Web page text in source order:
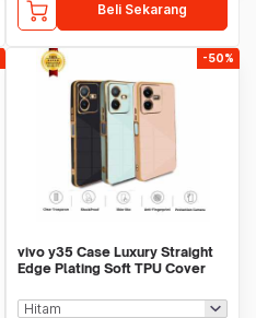
Beli Sekarang
-50%
vivo y35 Case Luxury Straight
Edge Plating Soft TPU Cover